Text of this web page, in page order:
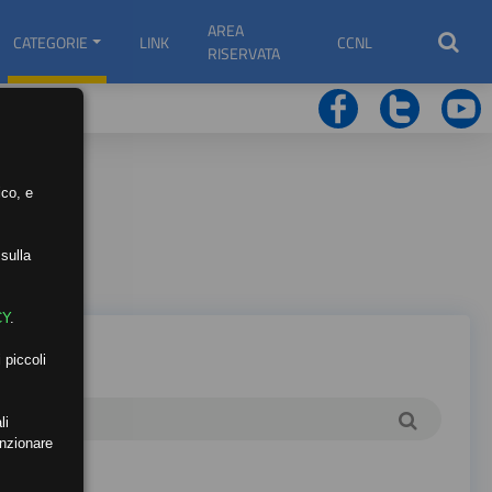
CATEGORIE LINK
AREA
RISERVATA
CCNL
e
.
piccoli